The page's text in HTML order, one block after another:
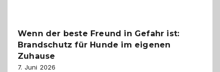
und
herzlich
Wenn der beste Freund in Gefahr ist:
Brandschutz für Hunde im eigenen
Zuhause
7. Juni 2026